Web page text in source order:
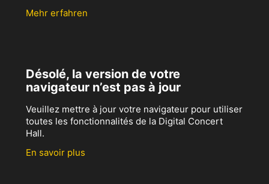
Mehr erfahren
Désolé, la version de votre
navigateur n’est pas à jour
Veuillez mettre à jour votre navigateur pour utiliser
toutes les fonctionnalités de la Digital Concert
Hall.
En savoir plus